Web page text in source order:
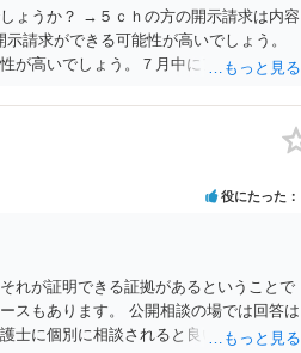
ょうか？ →５ｃｈの方の開示請求は内容
請求ができる可能性が高いでしょう。
が高いでしょう。７月中にアカウントが
訴訟外の交渉で相手方が認めれば負担さ
弁護士費用が認められる場合と認められ
役にたった
れが証明できる証拠があるということで
スもあります。 公開相談の場では回答は
士に個別に相談されると良いでしょう。